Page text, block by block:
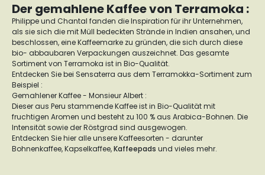
Der gemahlene Kaffee von Terramoka :
Philippe und Chantal fanden die Inspiration für ihr Unternehmen,
als sie sich die mit Müll bedeckten Strände in Indien ansahen, und
beschlossen, eine Kaffeemarke zu gründen, die sich durch diese
bio- abbaubaren Verpackungen auszeichnet. Das gesamte
Sortiment von Terramoka ist in Bio-Qualität.
Entdecken Sie bei Sensaterra aus dem Terramokka-Sortiment zum
Beispiel :
Gemahlener Kaffee - Monsieur Albert :
Dieser aus Peru stammende Kaffee ist in Bio-Qualität mit
fruchtigen Aromen und besteht zu 100 % aus Arabica-Bohnen. Die
Intensität sowie der Röstgrad sind ausgewogen.
Entdecken Sie hier alle unsere Kaffeesorten - darunter
Bohnenkaffee, Kapselkaffee,Kaffeepads und vieles mehr.